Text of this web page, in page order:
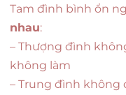
Tam đình bình ổn
nhau:
– Thượng đình
không làm
– Trung đình không